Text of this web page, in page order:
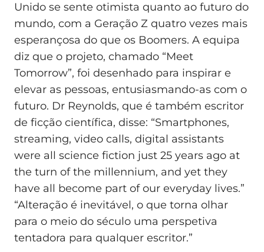
Unido se sente otimista quanto ao futuro do
mundo, com a Geração Z quatro vezes mais
esperançosa do que os Boomers. A equipa
diz que o projeto, chamado “Meet
Tomorrow”, foi desenhado para inspirar e
elevar as pessoas, entusiasmando-as com o
futuro. Dr Reynolds, que é também escritor
de ficção científica, disse: “Smartphones,
streaming, video calls, digital assistants
were all science fiction just 25 years ago at
the turn of the millennium, and yet they
have all become part of our everyday lives.”
“Alteração é inevitável, o que torna olhar
para o meio do século uma perspetiva
tentadora para qualquer escritor.”